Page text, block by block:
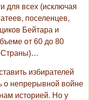
для всех (исключая
поселенцев,
Бейтара и
от 60 до 80
Страны)…
избирателей
о непрерывной войне
историей. Но у